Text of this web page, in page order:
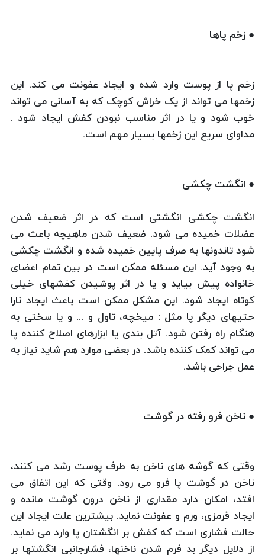
● زخم پاها
زخم پا از پوست وارد شده و ایجاد عفونت می کند. این
زخمها می تواند از یک خراش کوچک که به آسانی می تواند
خوب شود و یا در اثر مناسب نبودن کفش ایجاد شود .
مداوای سریع این زخمها بسیار مهم است.
● انگشت چکشی
انگشت چکشی انگشتی است که در اثر ضعیف شدن
عضلات خمیده می شود. ضعیف شدن ماهیچه باعث می
شود تاندونها به صرف پایین خمیده شده و انگشت چکشی
به وجود آید. این مسئله ممکن است در بین تمام اعضای
خانواده پیش بیاید و یا در اثر پوشیدن کفشهای خیلی
کوتاه ایجاد شود. این مشکل ممکن است باعث ایجاد نارا
حتیهای دیگر پا مثل : میخچه، تاول و ... و یا سختی به
هنگام راه رفتن شود. آتل بندی یا ابزارهای اصلاح کننده پا
می تواند کمک کننده باشد. در بعضی موارد هم شاید نیاز به
عمل جراحی باشد.
● ناخن فرو رفته در گوشت
وقتی که گوشه های ناخن به طرف پوست رشد می کنند،
ناخن در گوشت پا فرو می رود. وقتی که این اتفاق می
افتد، امکان دارد مقداری از ناخن درون گوشت مانده و
ایجاد قرمزی، ورم و عفونت نماید. بیشترین علت ایجاد این
حالت فشاری است که کفش بر انگشتان پا وارد می نماید.
از دلایل دیگر بد فرم شدن ناخنها، فشارجانبی انگشتها بر